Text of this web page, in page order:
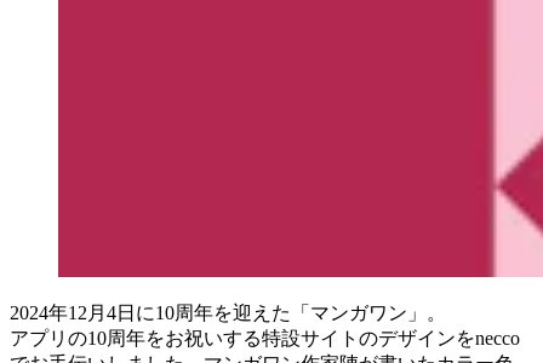
2024年12月4日に10周年を迎えた「マンガワン」。
アプリの10周年をお祝いする特設サイトのデザインをnecco